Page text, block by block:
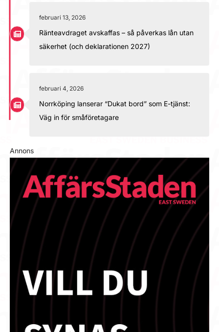
februari 13, 2026
Ränteavdraget avskaffas – så påverkas lån utan
säkerhet (och deklarationen 2027)
februari 4, 2026
Norrköping lanserar “Dukat bord” som E-tjänst:
Väg in för småföretagare
Annons